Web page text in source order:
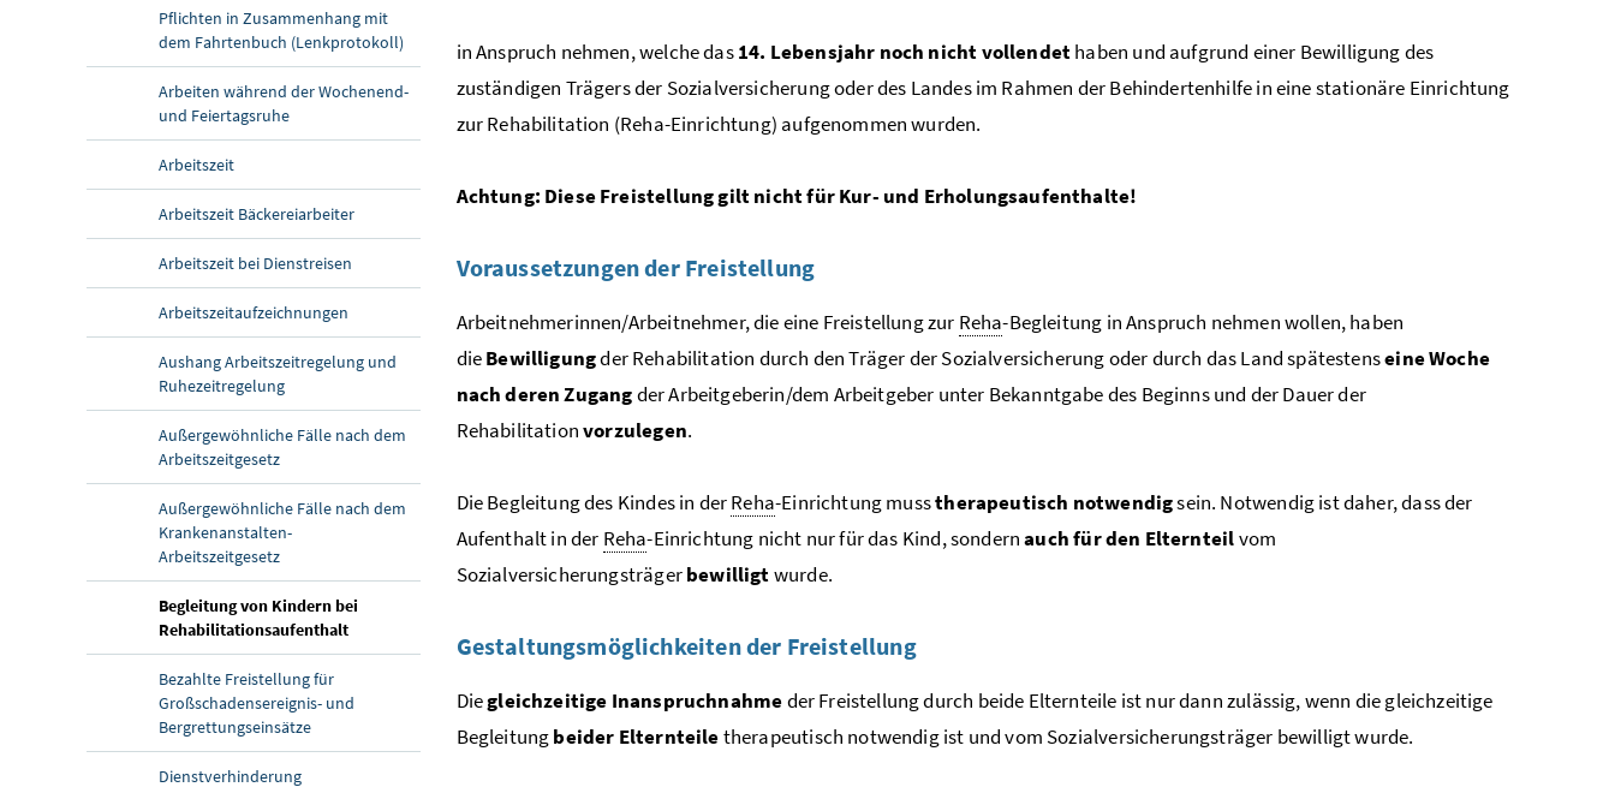
Pflichten in Zusammenhang mit
dem Fahrtenbuch (Lenkprotokoll)
Arbeiten während der Wochenend-
und Feiertagsruhe
Arbeitszeit
Arbeitszeit Bäckereiarbeiter
Arbeitszeit bei Dienstreisen
Arbeitszeitaufzeichnungen
Aushang Arbeitszeitregelung und
Ruhezeitregelung
Außergewöhnliche Fälle nach dem
Arbeitszeitgesetz
Außergewöhnliche Fälle nach dem
Krankenanstalten-
Arbeitszeitgesetz
Begleitung von Kindern bei
Rehabilitationsaufenthalt
Bezahlte Freistellung für
Großschadensereignis- und
Bergrettungseinsätze
Dienstverhinderung
in Anspruch nehmen, welche das14. Lebensjahr noch nicht vollendethaben und aufgrund einer Bewilligung des
zuständigen Trägers der Sozialversicherung oder des Landes im Rahmen der Behindertenhilfe in eine stationäre Einrichtung
zur Rehabilitation (Reha-Einrichtung) aufgenommen wurden.
Achtung: Diese Freistellung gilt nicht für Kur- und Erholungsaufenthalte!
Voraussetzungen der Freistellung
Arbeitnehmerinnen/Arbeitnehmer, die eine Freistellung zur Reha-Begleitung in Anspruch nehmen wollen, haben
dieBewilligungder Rehabilitation durch den Träger der Sozialversicherung oder durch das Land spätestenseine Woche
nach deren Zugangder Arbeitgeberin/dem Arbeitgeber unter Bekanntgabe des Beginns und der Dauer der
Rehabilitationvorzulegen.
Die Begleitung des Kindes in derReha-Einrichtung musstherapeutisch notwendigsein. Notwendig ist daher, dass der
Aufenthalt in der Reha-Einrichtung nicht nur für das Kind, sondernauch für den Elternteilvom
Sozialversicherungsträgerbewilligtwurde.
Gestaltungsmöglichkeiten der Freistellung
Diegleichzeitige Inanspruchnahmeder Freistellung durch beide Elternteile ist nur dann zulässig, wenn die gleichzeitige
Begleitungbeider Elternteiletherapeutisch notwendig ist und vom Sozialversicherungsträger bewilligt wurde.